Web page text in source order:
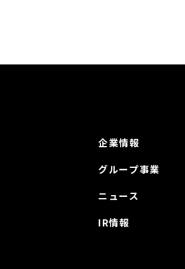
企業情報
グループ事業
ニュース
IR情報